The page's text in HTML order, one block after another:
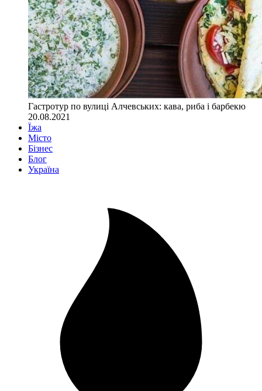
Гастротур по вулиці Алчевських: кава, риба і барбекю
20.08.2021
Їжа
Місто
Бізнес
Блог
Україна